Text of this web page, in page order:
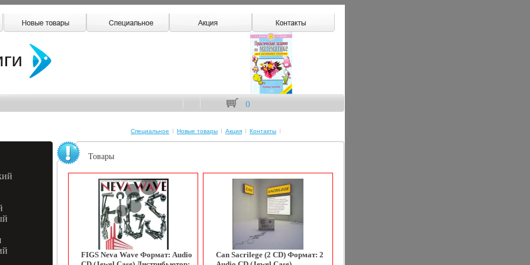
()
Специальное Новые товары Акция Контакты
Товары
FIGS Neva Wave Формат: Audio
Can Sacrilege (2 CD) Формат: 2